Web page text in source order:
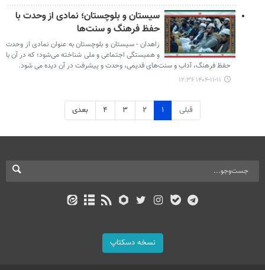
سیستان و بلوچستان؛ نمادی از وحدت با
حفظ فرهنگ و سنت‌ها
زاهدان - سیستان و بلوچستان به عنوان نمادی از وحدت
و همبستگی اجتماعی و ملی شناخته می‌شود؛ که در آن با
حفظ فرهنگ، آداب و سنت‌های قدیمی، وحدت و پیشرفت در آن دیده می شود.
۱۴۰۴-۱۱-۱۱ ۱۲:۳۶
قبلی ۱ ۲ ۳ ۴ بعدی
نسخه دسکتاپ